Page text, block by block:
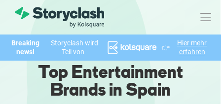
Produkt
FEATURES
KI-unterstützte Influencer Suche
Breaking
news!
Storyclash wird
Teil von
👉
Hier mehr
erfahren
Top Entertainment
Brands in Spain